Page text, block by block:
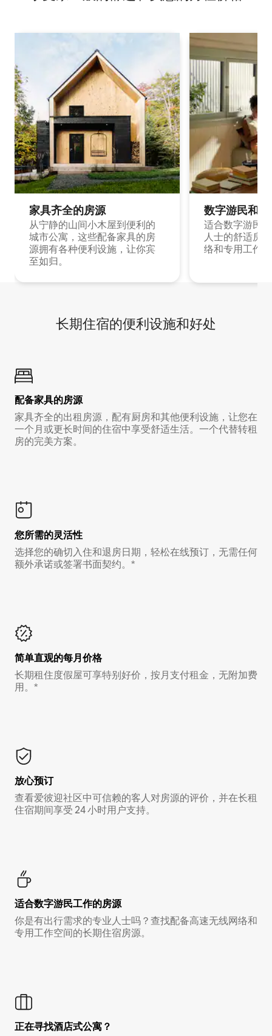
家具齐全的房源
从宁静的山间小木屋到便利的
城市公寓，这些配备家具的房
源拥有各种便利设施，让你宾
至如归。
数字游民和
适合数字游民
人士的舒适房
络和专用工作
长期住宿的便利设施和好处
配备家具的房源
家具齐全的出租房源，配有厨房和其他便利设施，让您在
一个月或更长时间的住宿中享受舒适生活。一个代替转租
房的完美方案。
您所需的灵活性
选择您的确切入住和退房日期，轻松在线预订，无需任何
额外承诺或签署书面契约。*
简单直观的每月价格
长期租住度假屋可享特别好价，按月支付租金，无附加费
用。*
放心预订
查看爱彼迎社区中可信赖的客人对房源的评价，并在长租
住宿期间享受 24 小时用户支持。
适合数字游民工作的房源
你是有出行需求的专业人士吗？查找配备高速无线网络和
专用工作空间的长期住宿房源。
正在寻找酒店式公寓？